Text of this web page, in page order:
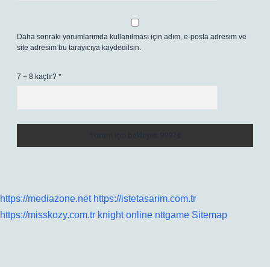
Daha sonraki yorumlarımda kullanılması için adım, e-posta adresim ve
site adresim bu tarayıcıya kaydedilsin.
7 + 8 kaçtır? *
https://mediazone.net https://istetasarim.com.tr
https://misskozy.com.tr knight online nttgame Sitemap